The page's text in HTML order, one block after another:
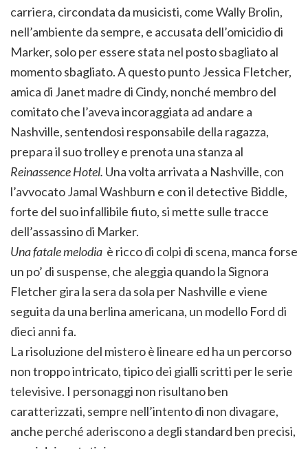
carriera, circondata da musicisti, come Wally Brolin,
nell’ambiente da sempre, e accusata dell’omicidio di
Marker, solo per essere stata nel posto sbagliato al
momento sbagliato. A questo punto Jessica Fletcher,
amica di Janet madre di Cindy, nonché membro del
comitato che l’aveva incoraggiata ad andare a
Nashville, sentendosi responsabile della ragazza,
prepara il suo trolley e prenota una stanza al
Reinassence Hotel. Una volta arrivata a Nashville, con
l’avvocato Jamal Washburn e con il detective Biddle,
forte del suo infallibile fiuto, si mette sulle tracce
dell’assassino di Marker.
Una fatale melodia è ricco di colpi di scena, manca forse
un po’ di suspense, che aleggia quando la Signora
Fletcher gira la sera da sola per Nashville e viene
seguita da una berlina americana, un modello Ford di
dieci anni fa.
La risoluzione del mistero è lineare ed ha un percorso
non troppo intricato, tipico dei gialli scritti per le serie
televisive. I personaggi non risultano ben
caratterizzati, sempre nell’intento di non divagare,
anche perché aderiscono a degli standard ben precisi,